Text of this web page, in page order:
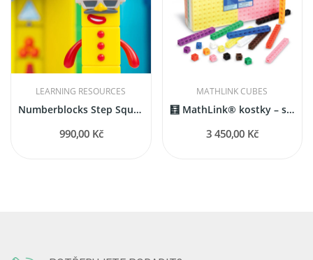
LEARNING RESOURCES
Numberblocks Step Squad mise Velitelství
990,00 Kč
MATHLINK CUBES
🧮 MathLink® kostky – sada 1000 kusů
3 450,00 Kč